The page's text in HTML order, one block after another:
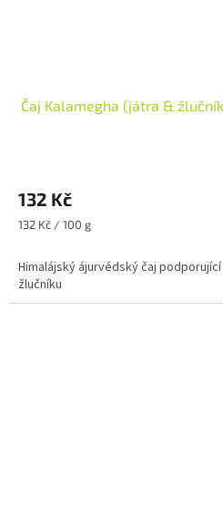
Čaj Kalamegha (játra &
132 Kč
Měrná
132 Kč / 100 g
Himalájský ájurvédský čaj
žlučníku